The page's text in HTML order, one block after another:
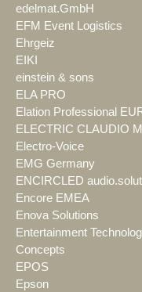
edelmat.GmbH
EFM Event Logistics
Ehrgeiz
EIKI
einstein & sons
ELA PRO
Elation Professional
ELECTRIC CLAUDIO
Electro-Voice
EMG Germany
ENCIRCLED
Encore EMEA
Enova Solutions
Entertainment
Concepts
EPOS
Epson